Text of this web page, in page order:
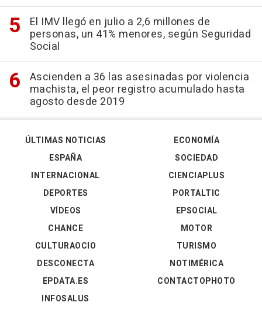
El IMV llegó en julio a 2,6 millones de
personas, un 41% menores, según Seguridad
Social
Ascienden a 36 las asesinadas por violencia
machista, el peor registro acumulado hasta
agosto desde 2019
ÚLTIMAS NOTICIAS
ESPAÑA
INTERNACIONAL
DEPORTES
VÍDEOS
ECONOMÍA
SOCIEDAD
CIENCIAPLUS
PORTALTIC
EPSOCIAL
CHANCE
CULTURAOCIO
DESCONECTA
EPDATA.ES
INFOSALUS
MOTOR
TURISMO
NOTIMÉRICA
CONTACTOPHOTO